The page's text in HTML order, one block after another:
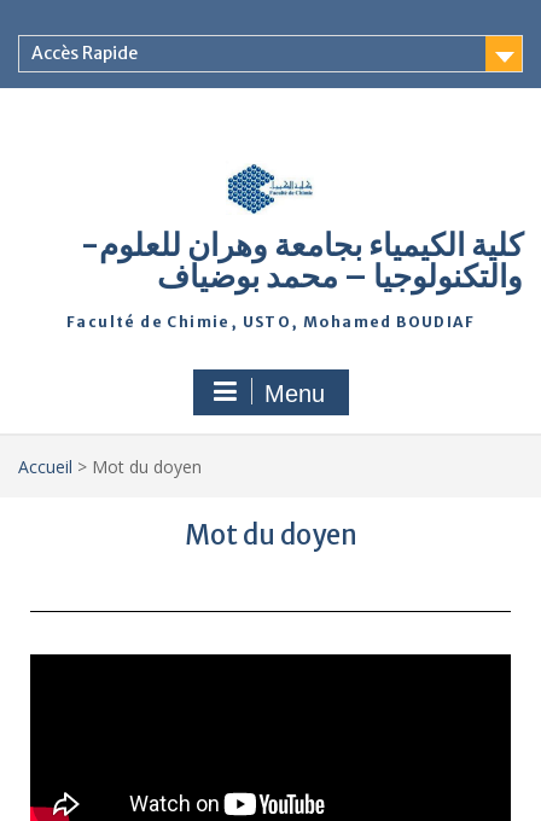
Accès Rapide
-كلية الكيمياء بجامعة وهران للعلوم
والتكنولوجيا – محمد بوضياف
Faculté de Chimie, USTO, Mohamed BOUDIAF
Menu
Accueil > Mot du doyen
Mot du doyen